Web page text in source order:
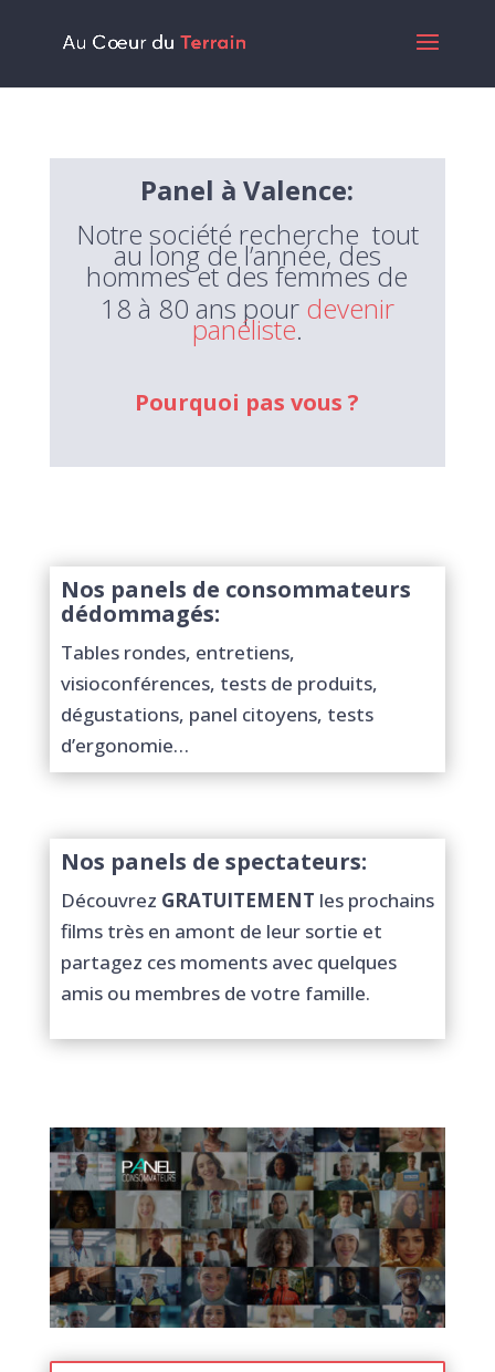
Panel à Valence:
Notre société recherche tout
au long de l’année, des
hommes et des femmes de
18 à 80 ans pour devenir
panéliste.
Pourquoi pas vous ?
Nos panels de consommateurs
dédommagés:
Tables rondes, entretiens,
visioconférences, tests de produits,
dégustations, panel citoyens, tests
d’ergonomie…
Nos panels de spectateurs:
Découvrez GRATUITEMENT les prochains
films très en amont de leur sortie et
partagez ces moments avec quelques
amis ou membres de votre famille.